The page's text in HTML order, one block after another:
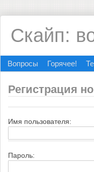
Скайп:
Вопросы Горячее!
Регистрация
Имя пользователя:
Пароль: